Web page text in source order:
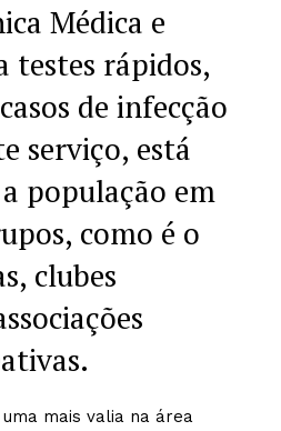
Médica e
testes rápidos,
de infecção
serviço, está
população em
como é o
clubes
mais valia na área